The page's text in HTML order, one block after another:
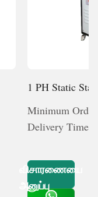
1 PH Static
Minimum
Delivery Time :
விசாரணையை
அனுப்பு